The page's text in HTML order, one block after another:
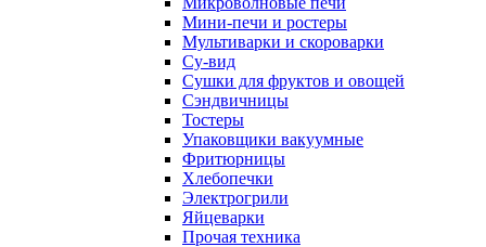
Мини-печи и ростеры
Мультиварки и скороварки
Су-вид
Сушки для фруктов и овощей
Сэндвичницы
Тостеры
Упаковщики вакуумные
Фритюрницы
Хлебопечки
Электрогрили
Яйцеварки
Прочая техника